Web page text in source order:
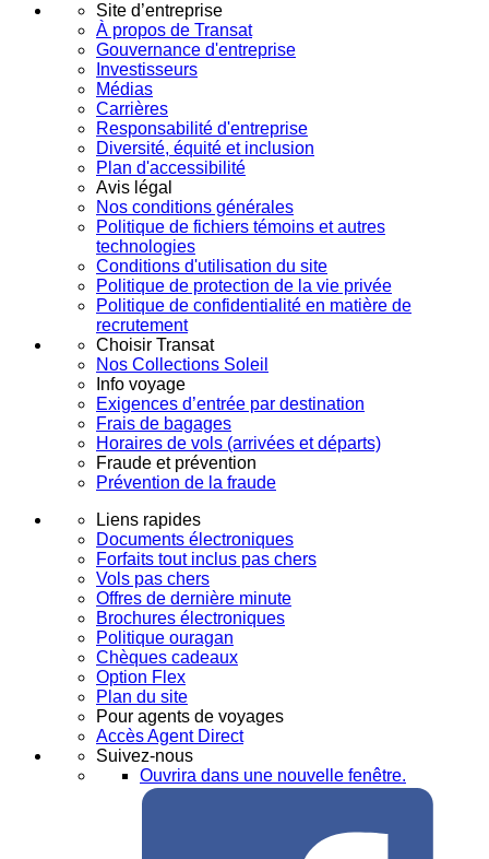
Site d’entreprise
À propos de Transat
Gouvernance d'entreprise
Investisseurs
Médias
Carrières
Responsabilité d'entreprise
Diversité, équité et inclusion
Plan d'accessibilité
Avis légal
Nos conditions générales
Politique de fichiers témoins et autres
technologies
Conditions d'utilisation du site
Politique de protection de la vie privée
Politique de confidentialité en matière de
recrutement
Choisir Transat
Nos Collections Soleil
Info voyage
Exigences d’entrée par destination
Frais de bagages
Horaires de vols (arrivées et départs)
Fraude et prévention
Prévention de la fraude
Liens rapides
Documents électroniques
Forfaits tout inclus pas chers
Vols pas chers
Offres de dernière minute
Brochures électroniques
Politique ouragan
Chèques cadeaux
Option Flex
Plan du site
Pour agents de voyages
Accès Agent Direct
Suivez-nous
Ouvrira dans une nouvelle fenêtre.